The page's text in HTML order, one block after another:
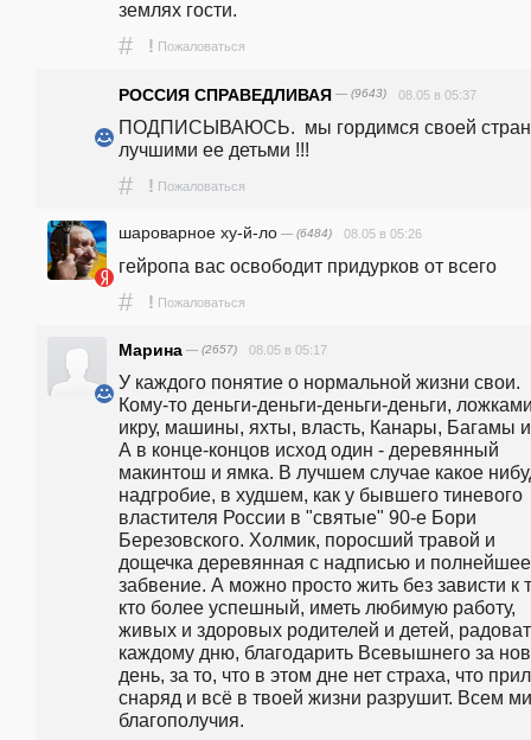
землях гости.
# ! Пожаловаться
РОССИЯ СПРАВЕДЛИВАЯ — (9643) 08.05 в 05:37
ПОДПИСЫВАЮСЬ.  мы гордимся своей
лучшими ее детьми !!!
# ! Пожаловаться
шароварное ху-й-ло — (6484) 08.05 в 05:26
гейропа вас освободит придурков от всего
# ! Пожаловаться
Марина — (2657) 08.05 в 05:17
У каждого понятие о нормальной жизни свои.
Кому-то деньги-деньги-деньги-деньги,
икру, машины, яхты, власть, Канары, Багамы и
А в конце-концов исход один - деревянный
макинтош и ямка. В лучшем случае какое
надгробие, в худшем, как у бывшего тиневого
властителя России в "святые" 90-е Бори
Березовского. Холмик, поросший травой и
дощечка деревянная с надписью и полнейшее
забвение. А можно просто жить без зависти к
кто более успешный, иметь любимую работу,
живых и здоровых родителей и детей,
каждому дню, благодарить Всевышнего за
день, за то, что в этом дне нет страха, что
снаряд и всё в твоей жизни разрушит. Всем
благополучия.